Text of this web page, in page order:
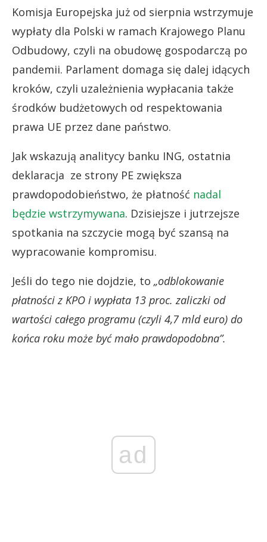
Komisja Europejska już od sierpnia wstrzymuje
wypłaty dla Polski w ramach Krajowego Planu
Odbudowy, czyli na obudowę gospodarczą po
pandemii. Parlament domaga się dalej idących
kroków, czyli uzależnienia wypłacania także
środków budżetowych od respektowania
prawa UE przez dane państwo.
Jak wskazują analitycy banku ING, ostatnia
deklaracja ze strony PE zwiększa
prawdopodobieństwo, że płatność nadal
będzie wstrzymywana. Dzisiejsze i jutrzejsze
spotkania na szczycie mogą być szansą na
wypracowanie kompromisu.
Jeśli do tego nie dojdzie, to „odblokowanie
płatności z KPO i wypłata 13 proc. zaliczki od
wartości całego programu (czyli 4,7 mld euro) do
końca roku może być mało prawdopodobna”.
ad